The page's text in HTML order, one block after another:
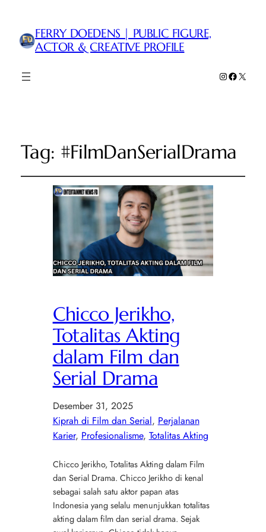
FERRY DOEDENS | PUBLIC FIGURE,
ACTOR & CREATIVE PROFILE
Instagram
Facebook
X
Tag: #FilmDanSerialDrama
Chicco Jerikho,
Totalitas Akting
dalam Film dan
Serial Drama
Desember 31, 2025
Kiprah di Film dan Serial, Perjalanan
Karier, Profesionalisme, Totalitas Akting
Chicco Jerikho, Totalitas Akting dalam Film
dan Serial Drama. Chicco Jerikho di kenal
sebagai salah satu aktor papan atas
Indonesia yang selalu menunjukkan totalitas
akting dalam film dan serial drama. Sejak